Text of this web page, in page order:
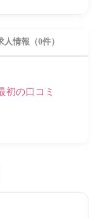
人情報（0件）
初の口コミ